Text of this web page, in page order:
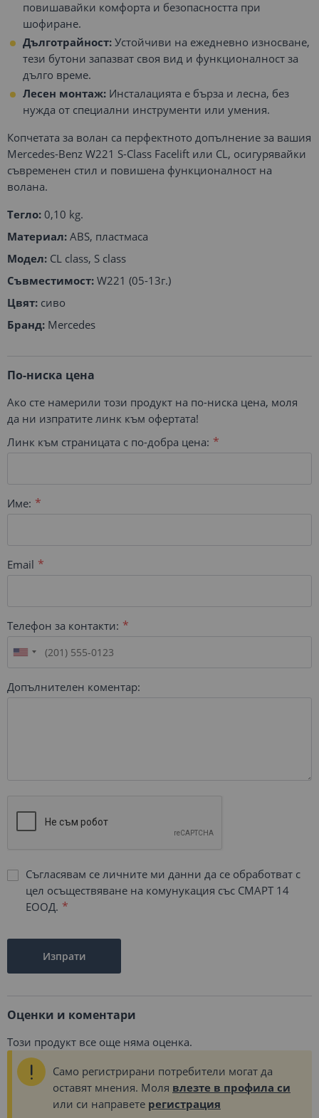
повишавайки комфорта и безопасността при
шофиране.
Дълготрайност: Устойчиви на ежедневно износване,
тези бутони запазват своя вид и функционалност за
дълго време.
Лесен монтаж: Инсталацията е бърза и лесна, без
нужда от специални инструменти или умения.
Копчетата за волан са перфектното допълнение за вашия
Mercedes-Benz W221 S-Class Facelift или CL, осигурявайки
съвременен стил и повишена функционалност на
волана.
Тегло: 0,10 kg.
Материал: ABS, пластмаса
Модел: CL class, S class
Съвместимост: W221 (05-13г.)
Цвят: сиво
Бранд: Mercedes
По-ниска цена
Ако сте намерили този продукт на по-ниска цена, моля
да ни изпратите линк към офертата!
Линк към страницата с по-добра цена:
Име:
Email
Телефон за контакти:
Допълнителен коментар:
Съгласявам се личните ми данни да се обработват с
цел осъществяване на комунукация със СМАРТ 14
ЕООД.
Изпрати
Оценки и коментари
Този продукт все още няма оценка.
Само регистрирани потребители могат да
оставят мнения. Моля влезте в профила си
или си направете регистрация